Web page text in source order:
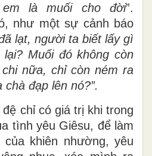
em là muối cho đời”.
như một sự cảnh báo
lạt, người ta biết lấy gì
Muối đó không còn
nữa, chỉ còn ném ra
đạp lên nó?”.
chỉ có giá trị khi trong
tình yêu Giêsu, để làm
khiên nhường, yêu